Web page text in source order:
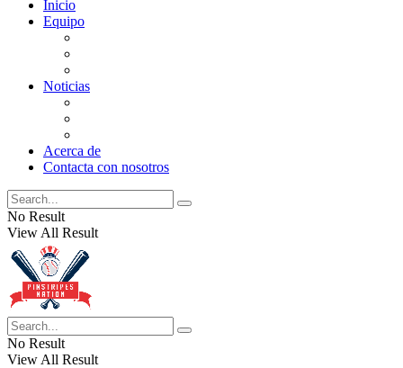
Inicio
Equipo
Noticias
Acerca de
Contacta con nosotros
No Result
View All Result
No Result
View All Result